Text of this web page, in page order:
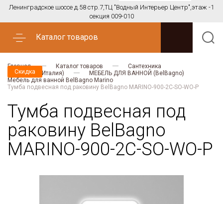
Ленинградское шоссе д.58 стр.7,ТЦ "Водный Интерьер Центр",этаж -1
секция 009-010
Каталог товаров
Главная Каталог товаров
Сантехника
BELBAGNO (Италия)
МЕБЕЛЬ ДЛЯ ВАННОЙ (BelBagno)
Мебель для ванной BelBagno Marino
Тумба подвесная под раковину BelBagno MARINO-900-2C-SO-WO-P
Тумба подвесная под
раковину BelBagno
MARINO-900-2C-SO-WO-P
Скидка